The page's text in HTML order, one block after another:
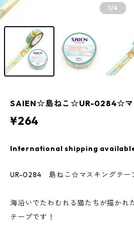
1/4
SAIEN☆島ねこ☆UR-0284☆マ
¥264
International shipping
UR-0284 島ねこ☆マスキングテー
海沿いでたわむれる猫たちが描かれ
テープです！